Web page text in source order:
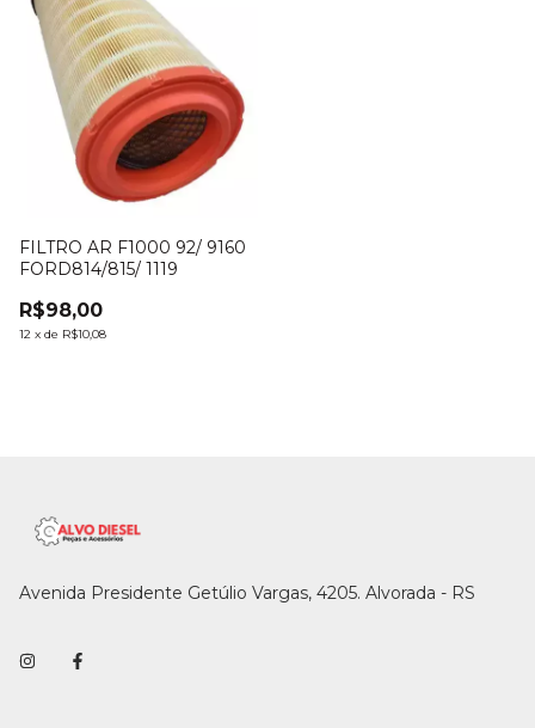
FILTRO AR F1000 92/ 9160
FORD814/815/ 1119
R$98,00
12 x de R$10,08
Avenida Presidente Getúlio Vargas, 4205. Alvorada - RS